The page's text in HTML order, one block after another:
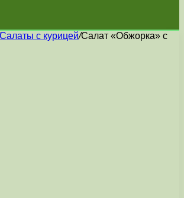
Салаты с курицей/Салат «Обжорка» с